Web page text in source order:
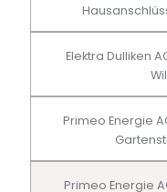
Elektra Dulliken
Primeo Energie
Primeo Energie